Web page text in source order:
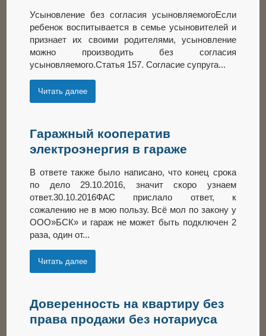
Усыновление без согласия усыновляемогоЕсли
ребенок воспитывается в семье усыновителей и
признает их своими родителями, усыновление
можно производить без согласия
усыновляемого.Статья 157. Согласие супруга...
Читать далее
Гаражный кооператив
электроэнергия в гараже
В ответе также было написано, что конец срока
по дело 29.10.2016, значит скоро узнаем
ответ.30.10.2016ФАС прислало ответ, к
сожалению не в мою пользу. Всё мол по закону у
ООО»БСК» и гараж не может быть подключен 2
раза, один от...
Читать далее
Доверенность на квартиру без
права продажи без нотариуса